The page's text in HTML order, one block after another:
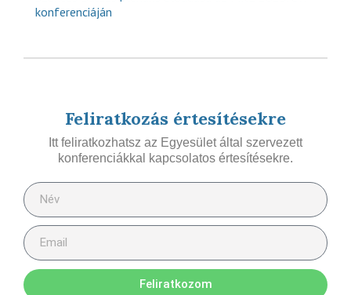
konferenciáján
Feliratkozás értesítésekre
Itt feliratkozhatsz az Egyesület által szervezett
konferenciákkal kapcsolatos értesítésekre.
Feliratkozom